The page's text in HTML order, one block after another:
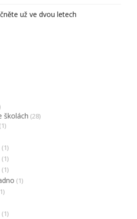
už ve dvou letech
školách (28)
(1)
(1)
(1)
(1)
(1)
(1)